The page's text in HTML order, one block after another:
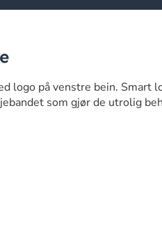
logo på venstre bein.
som gjør de utrolig